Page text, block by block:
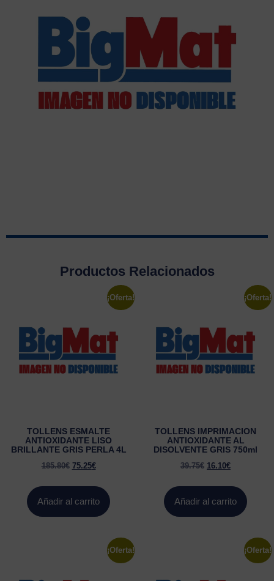
Productos Relacionados
¡Oferta!
TOLLENS ESMALTE
ANTIOXIDANTE LISO
BRILLANTE GRIS PERLA 4L
185.80€ 75.25€
Añadir al carrito
¡Oferta!
TOLLENS IMPRIMACION
ANTIOXIDANTE AL
DISOLVENTE GRIS 750ml
39.75€ 16.10€
Añadir al carrito
¡Oferta! ¡Oferta!